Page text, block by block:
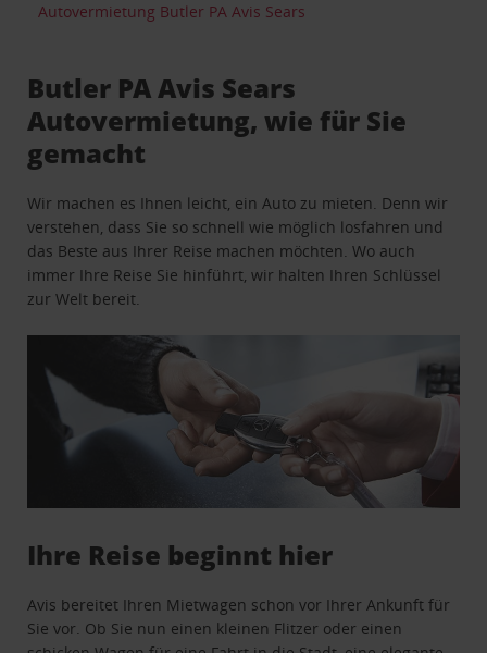
Autovermietung Butler PA Avis Sears
Butler PA Avis Sears
Autovermietung, wie für Sie
gemacht
Wir machen es Ihnen leicht, ein Auto zu mieten. Denn wir
verstehen, dass Sie so schnell wie möglich losfahren und
das Beste aus Ihrer Reise machen möchten. Wo auch
immer Ihre Reise Sie hinführt, wir halten Ihren Schlüssel
zur Welt bereit.
Ihre Reise beginnt hier
Avis bereitet Ihren Mietwagen schon vor Ihrer Ankunft für
Sie vor. Ob Sie nun einen kleinen Flitzer oder einen